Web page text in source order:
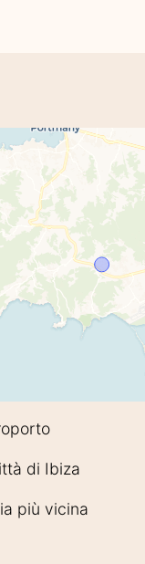
di Ibiza
più vicina